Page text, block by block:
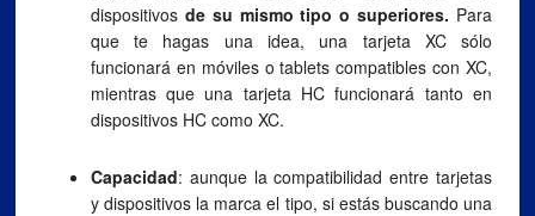
dispositivos de su mismo tipo o superiores. Para
que te hagas una idea, una tarjeta XC sólo
funcionará en móviles o tablets compatibles con XC,
mientras que una tarjeta HC funcionará tanto en
dispositivos HC como XC.
Capacidad: aunque la compatibilidad entre tarjetas
y dispositivos la marca el tipo, si estás buscando una